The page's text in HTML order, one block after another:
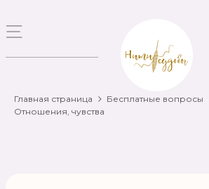
Главная страница Бесплатные вопросы
Отношения, чувства